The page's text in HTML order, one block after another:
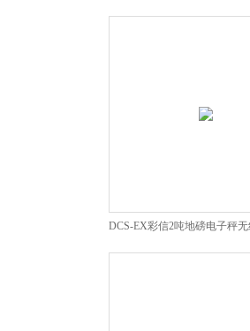
线地秤
DCS-EX彩信2吨地磅电子秤
重仪表